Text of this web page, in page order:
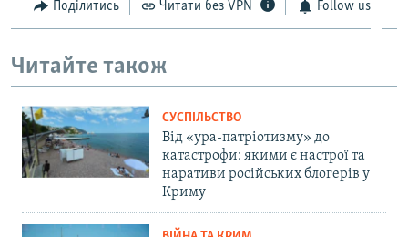
Поділитись Читати без VPN Follow us
Читайте також
СУСПІЛЬСТВО
Від «ура-патріотизму» до
катастрофи: якими є настрої та
наративи російських блогерів у
Криму